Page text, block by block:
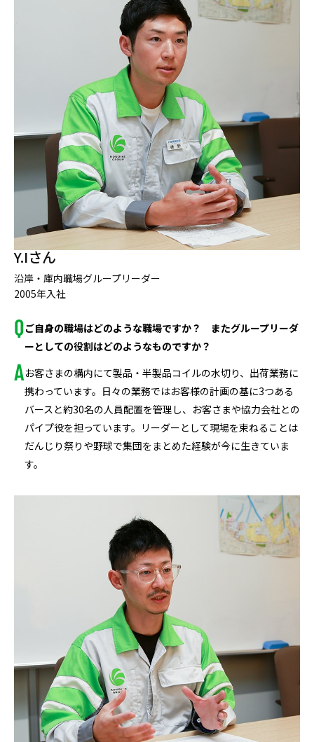
Y.Iさん
沿岸・庫内職場グループリーダー
2005年入社
ご自身の職場はどのような職場ですか？ またグループリーダ
ーとしての役割はどのようなものですか？
お客さまの構内にて製品・半製品コイルの水切り、出荷業務に
携わっています。日々の業務ではお客様の計画の基に3つある
バースと約30名の人員配置を管理し、お客さまや協力会社との
パイプ役を担っています。リーダーとして現場を束ねることは
だんじり祭りや野球で集団をまとめた経験が今に生きていま
す。